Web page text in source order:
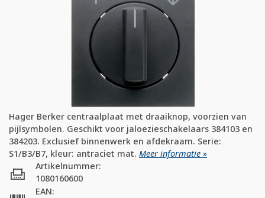
Hager Berker centraalplaat met draaiknop, voorzien van
pijlsymbolen. Geschikt voor jaloezieschakelaars 384103 en
384203. Exclusief binnenwerk en afdekraam. Serie:
S1/B3/B7, kleur: antraciet mat. Meer informatie »
Artikelnummer:
1080160600
EAN: